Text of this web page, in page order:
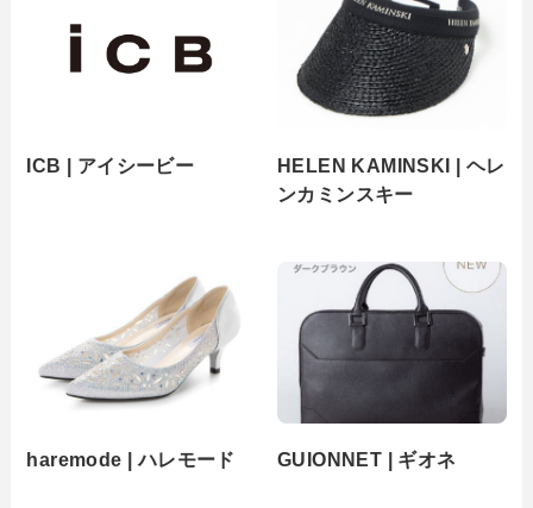
ICB | アイシービー
HELEN KAMINSKI | ヘレ
ンカミンスキー
haremode | ハレモード GUIONNET | ギオネ